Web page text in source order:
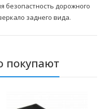
безопастность дорожного
заднего вида.
покупают